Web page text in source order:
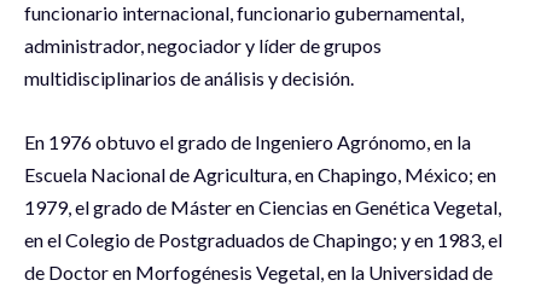
funcionario internacional, funcionario gubernamental,
administrador, negociador y líder de grupos
multidisciplinarios de análisis y decisión.
En 1976 obtuvo el grado de Ingeniero Agrónomo, en la
Escuela Nacional de Agricultura, en Chapingo, México; en
1979, el grado de Máster en Ciencias en Genética Vegetal,
en el Colegio de Postgraduados de Chapingo; y en 1983, el
de Doctor en Morfogénesis Vegetal, en la Universidad de